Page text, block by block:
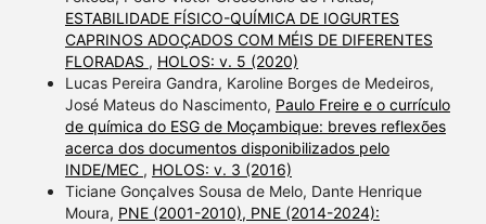
ESTABILIDADE FÍSICO-QUÍMICA DE IOGURTES
CAPRINOS ADOÇADOS COM MÉIS DE DIFERENTES
FLORADAS , HOLOS: v. 5 (2020)
Lucas Pereira Gandra, Karoline Borges de Medeiros,
José Mateus do Nascimento, Paulo Freire e o currículo
de química do ESG de Moçambique: breves reflexões
acerca dos documentos disponibilizados pelo
INDE/MEC , HOLOS: v. 3 (2016)
Ticiane Gonçalves Sousa de Melo, Dante Henrique
Moura, PNE (2001-2010), PNE (2014-2024):